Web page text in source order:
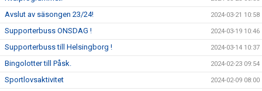
Avslut av säsongen 23/24! 2024-03-21 10:58
Supporterbuss ONSDAG ! 2024-03-19 10:46
Supporterbuss till Helsingborg ! 2024-03-14 10:37
Bingolotter till Påsk. 2024-02-23 09:54
Sportlovsaktivitet 2024-02-09 08:00